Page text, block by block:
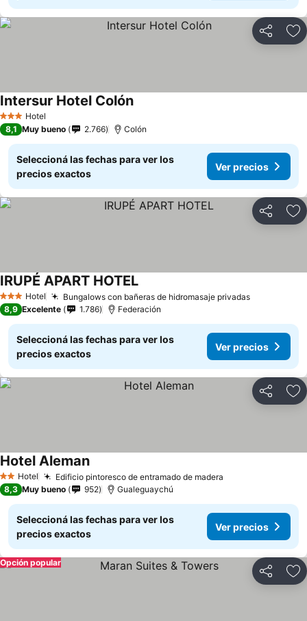
Compartir
3 Estrellas
Hotel
Intersur Hotel Colón
8,1 Muy bueno 2.766 Colón
Seleccioná las fechas para ver los
precios exactos
Ver precios
Compartir
3 Estrellas
Hotel Bungalows con bañeras de hidromasaje privadas
IRUPÉ APART HOTEL
8,9 Excelente 1.786 Federación
Seleccioná las fechas para ver los
precios exactos
Ver precios
Compartir
2 Estrellas
Hotel Edificio pintoresco de entramado de madera
Hotel Aleman
8,3 Muy bueno 952 Gualeguaychú
Seleccioná las fechas para ver los
precios exactos
Ver precios
Compartir
Opción popular